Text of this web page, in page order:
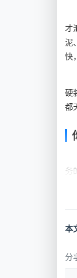
才
泥
快
硬
都
务
机
本
分